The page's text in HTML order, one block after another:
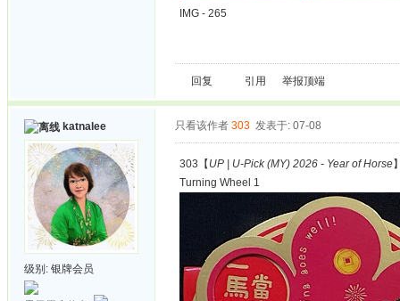
IMG - 265
回复 引用 举报顶端
katnalee
级别: 银牌会员
只看该作者 303 发表于: 07-08
303【 UP | U-Pick (MY) 2026 - Year of Horse
Turning Wheel 1